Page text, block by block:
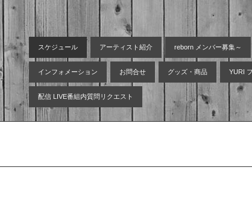
スケジュール アーティスト紹介 reborn メンバー募集～
インフォメーション お問合せ グッズ・商品 YURI
配信 LIVE番組内質問リクエスト